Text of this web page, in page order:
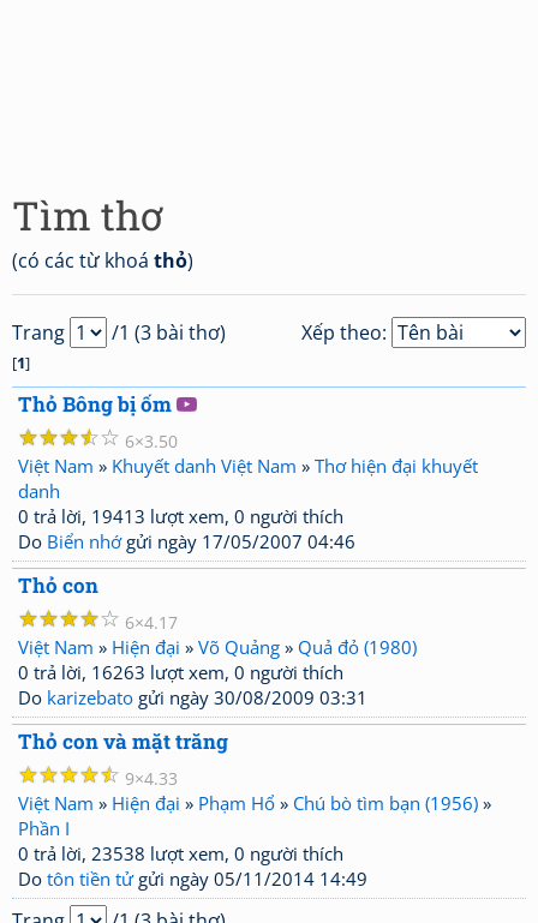
Tìm thơ
(có các từ khoá thỏ)
Xếp theo:
Trang /1 (3 bài thơ)
[1]
Thỏ Bông bị ốm
☆
☆
☆
☆
☆ 6 3.50
Việt Nam » Khuyết danh Việt Nam » Thơ hiện đại khuyết
danh
0 trả lời, 19413 lượt xem, 0 người thích
Do Biển nhớgửi ngày 17/05/2007 04:46
Thỏ con
☆
☆
☆
☆
☆ 6 4.17
Việt Nam » Hiện đại » Võ Quảng » Quả đỏ (1980)
0 trả lời, 16263 lượt xem, 0 người thích
Do karizebato gửi ngày 30/08/2009 03:31
Thỏ con và mặt trăng
☆
☆
☆
☆
☆ 9 4.33
Việt Nam » Hiện đại » Phạm Hổ » Chú bò tìm bạn (1956) »
Phần I
0 trả lời, 23538 lượt xem, 0 người thích
Do tôn tiền tửgửi ngày 05/11/2014 14:49